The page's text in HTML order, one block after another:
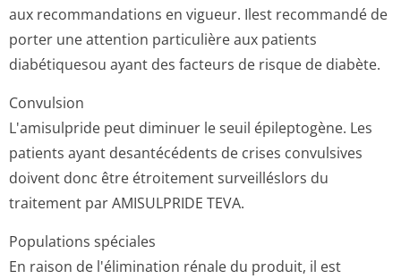
aux recommandations en vigueur. Ilest recommandé de
porter une attention particulière aux patients
diabétiquesou ayant des facteurs de risque de diabète.
Convulsion
L'amisulpride peut diminuer le seuil épileptogène. Les
patients ayant desantécédents de crises convulsives
doivent donc être étroitement surveilléslors du
traitement par AMISULPRIDE TEVA.
Populations spéciales
En raison de l'élimination rénale du produit, il est